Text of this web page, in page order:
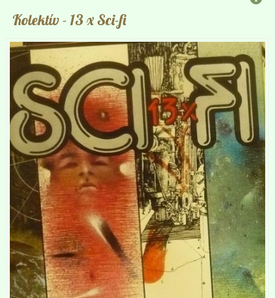
Kolektív - 13 x Sci-fi